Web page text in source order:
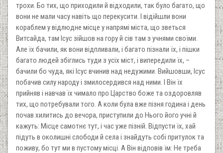
трохи. Бо тих, що приходили й відходили, так було багато, що
вони не мали часу навіть що перекусити. І відійшли вони
кораблем у відлюдне місце у напрямі міста, що зветься
Витсайда, там Ісус зійшов на гору й сів там з учнями своїми.
Але їх бачили, як вони відпливали, і багато пізнали їх, і пішки
багато людей збіглись туди з усіх міст, і випередили їх, –
бачили бо чуда, які Ісус вчинив над недужими. Вийшовши, Ісус
побачив силу народу і змилосердився над ними. І Він їх
прийняв і навчав їх чимало про Царство боже та оздоровляв
тих, що потребували того. А коли була вже пізня година і день
почав хилитись до вечора, приступили до Нього його учні й
кажуть: Місце самотнє тут, і час уже пізній. Відпусти їх, хай
підуть в околишні слободи й села і знайдуть собі притулок та
поживу, бо тут ми в пустому місці. А Він відповів їм: Не треба